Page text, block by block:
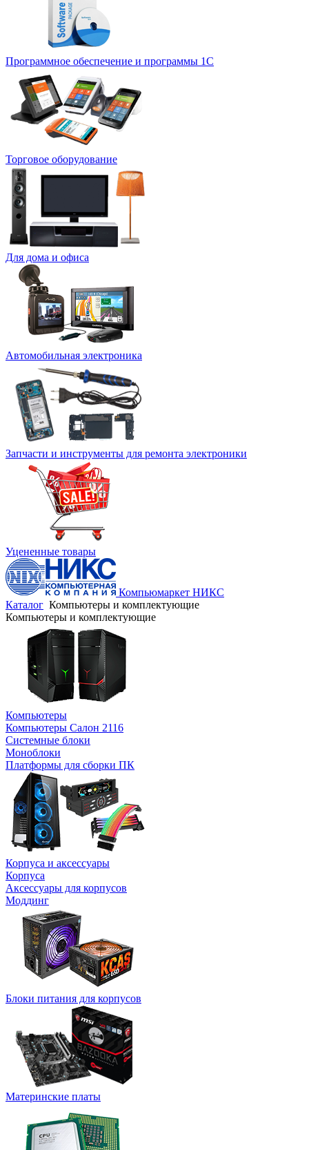
Программное обеспечение и программы 1С
Торговое оборудование
Для дома и офиса
Автомобильная электроника
Запчасти и инструменты для ремонта электроники
Уцененные товары
Компьюмаркет НИКС
Каталог Компьютеры и комплектующие
Компьютеры и комплектующие
Компьютеры
Компьютеры Салон 2116
Системные блоки
Моноблоки
Платформы для сборки ПК
Корпуса и аксессуары
Корпуса
Аксессуары для корпусов
Моддинг
Блоки питания для корпусов
Материнские платы